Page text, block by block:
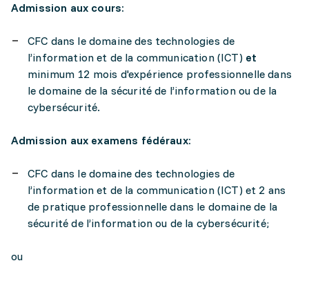
Admission aux cours:
CFC dans le domaine des technologies de
l’information et de la communication (ICT) et
minimum 12 mois d'expérience professionnelle dans
le domaine de la sécurité de l’information ou de la
cybersécurité.
Admission aux examens fédéraux:
CFC dans le domaine des technologies de
l’information et de la communication (ICT) et 2 ans
de pratique professionnelle dans le domaine de la
sécurité de l’information ou de la cybersécurité;
ou